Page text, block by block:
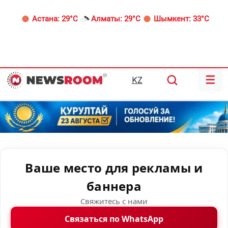
Астана: 29°C Алматы: 29°C Шымкент: 33°C
KZ ☰
Ваше место для рекламы и
баннера
Свяжитесь с нами
Связаться по WhatsApp